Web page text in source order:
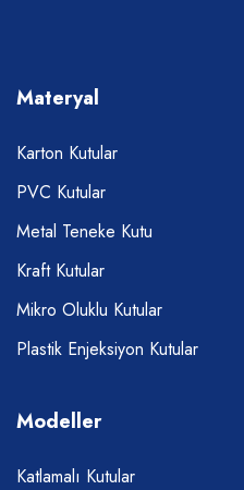
Materyal
Karton Kutular
PVC Kutular
Metal Teneke Kutu
Kraft Kutular
Mikro Oluklu Kutular
Plastik Enjeksiyon Kutular
Modeller
Katlamalı Kutular